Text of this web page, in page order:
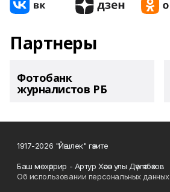
Партнеры
Фотобанк
журналистов РБ
1917-2026 "Йәшлек" гәзите
Баш мөхәррир - Артур Хәсән улы Дәүләтбәков
Об использовании персональных данных